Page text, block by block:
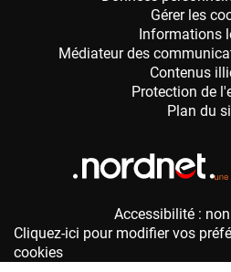
Accessibilité :
Cliquez-ici pour modifier vos
cookies